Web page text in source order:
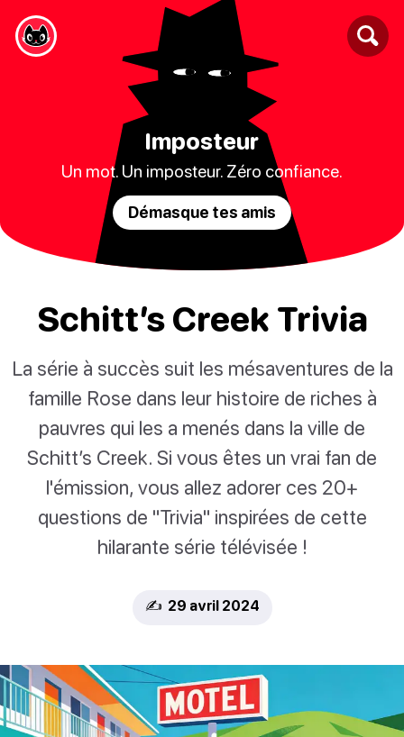
Imposteur
Un mot. Un imposteur. Zéro confiance.
Démasque tes amis
Schitt’s Creek Trivia
La série à succès suit les mésaventures de la
famille Rose dans leur histoire de riches à
pauvres qui les a menés dans la ville de
Schitt’s Creek. Si vous êtes un vrai fan de
l'émission, vous allez adorer ces 20+
questions de "Trivia" inspirées de cette
hilarante série télévisée !
✍️ 29 avril 2024